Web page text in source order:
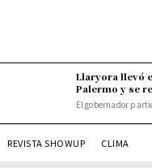
Llaryora llevó
Palermo y se
El gobernador
REVISTA SHOWUP CLIMA